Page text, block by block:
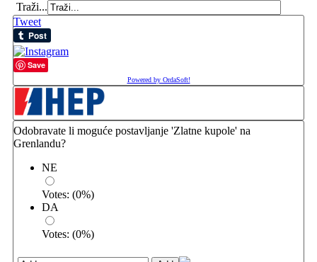
Traži...
Tweet
Save
Powered by OrdaSoft!
Odobravate li moguće postavljanje 'Zlatne kupole' na
Grenlandu?
NE
Votes: (0%)
DA
Votes: (0%)